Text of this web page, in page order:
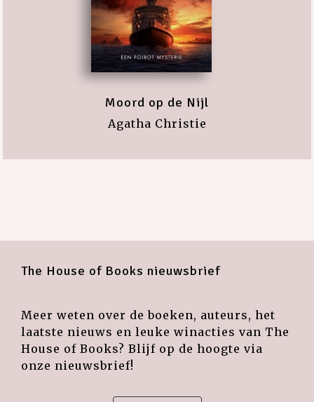
Moord op de Nijl
Agatha Christie
The House of Books nieuwsbrief
Meer weten over de boeken, auteurs, het
laatste nieuws en leuke winacties van The
House of Books? Blijf op de hoogte via
onze nieuwsbrief!